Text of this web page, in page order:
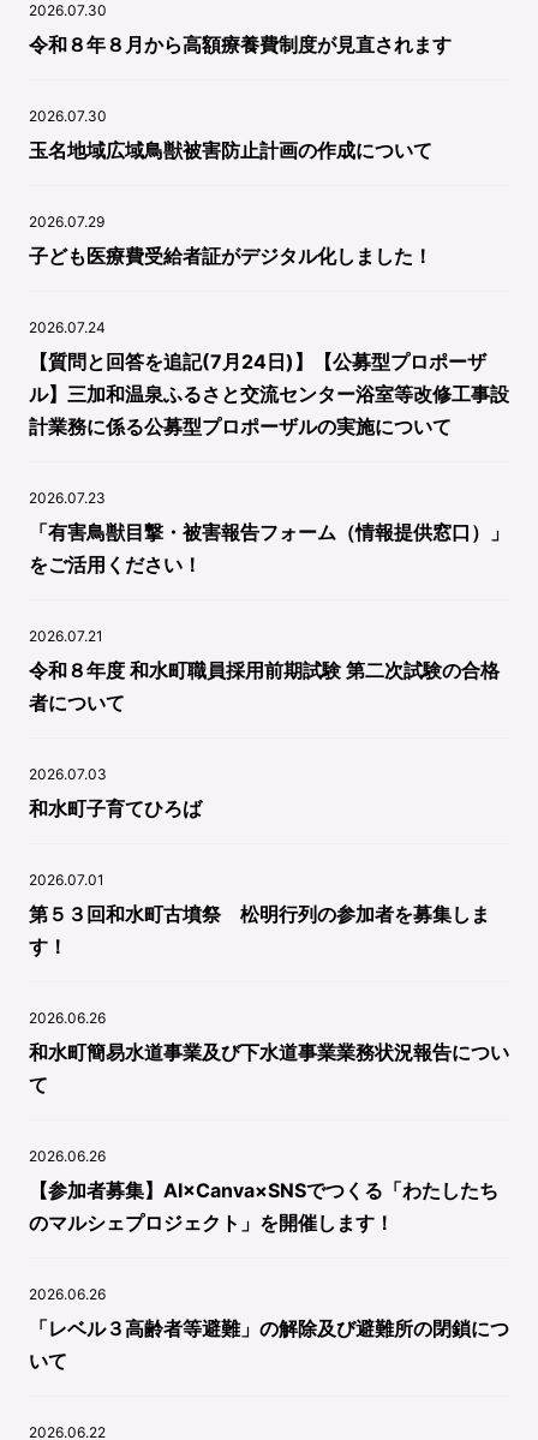
2026.07.30
令和８年８月から高額療養費制度が見直されます
2026.07.30
玉名地域広域鳥獣被害防止計画の作成について
2026.07.29
子ども医療費受給者証がデジタル化しました！
2026.07.24
【質問と回答を追記(7月24日)】【公募型プロポーザ
ル】三加和温泉ふるさと交流センター浴室等改修工事設
計業務に係る公募型プロポーザルの実施について
2026.07.23
「有害鳥獣目撃・被害報告フォーム（情報提供窓口）」
をご活用ください！
2026.07.21
令和８年度 和水町職員採用前期試験 第二次試験の合格
者について
2026.07.03
和水町子育てひろば
2026.07.01
第５３回和水町古墳祭 松明行列の参加者を募集しま
す！
2026.06.26
和水町簡易水道事業及び下水道事業業務状況報告につい
て
2026.06.26
【参加者募集】AI×Canva×SNSでつくる「わたしたち
のマルシェプロジェクト」を開催します！
2026.06.26
「レベル３高齢者等避難」の解除及び避難所の閉鎖につ
いて
2026.06.22